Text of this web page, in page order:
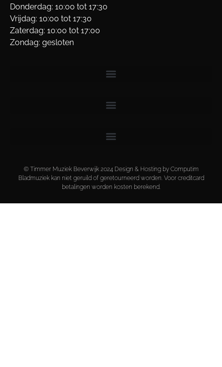
Donderdag: 10:00 tot 17:30
Vrijdag: 10:00 tot 17:30
Zaterdag: 10:00 tot 17:00
Zondag: gesloten
© Timmer Muziek Beverwijk 2024 Design & Hosting by Computim
Bladmuziek kan niet geruild of geretourneerd worden. Voor creditcard
betalingen worden kosten berekend.